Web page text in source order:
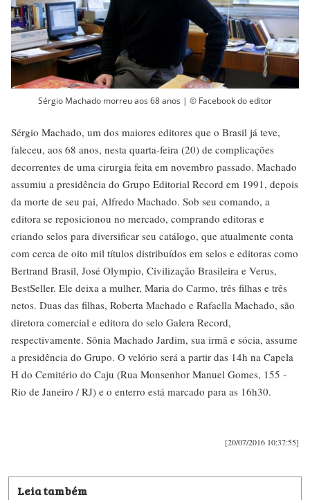
Sérgio Machado morreu aos 68 anos | © Facebook do editor
Sérgio Machado, um dos maiores editores que o Brasil já teve,
faleceu, aos 68 anos, nesta quarta-feira (20) de complicações
decorrentes de uma cirurgia feita em novembro passado. Machado
assumiu a presidência do Grupo Editorial Record em 1991, depois
da morte de seu pai, Alfredo Machado. Sob seu comando, a
editora se reposicionou no mercado, comprando editoras e
criando selos para diversificar seu catálogo, que atualmente conta
com cerca de oito mil títulos distribuídos em selos e editoras como
Bertrand Brasil, José Olympio, Civilização Brasileira e Verus,
BestSeller. Ele deixa a mulher, Maria do Carmo, três filhas e três
netos. Duas das filhas, Roberta Machado e Rafaella Machado, são
diretora comercial e editora do selo Galera Record,
respectivamente. Sônia Machado Jardim, sua irmã e sócia, assume
a presidência do Grupo. O velório será a partir das 14h na Capela
H do Cemitério do Caju (Rua Monsenhor Manuel Gomes, 155 -
Rio de Janeiro / RJ) e o enterro está marcado para as 16h30.
[20/07/2016 10:37:55]
Leia também